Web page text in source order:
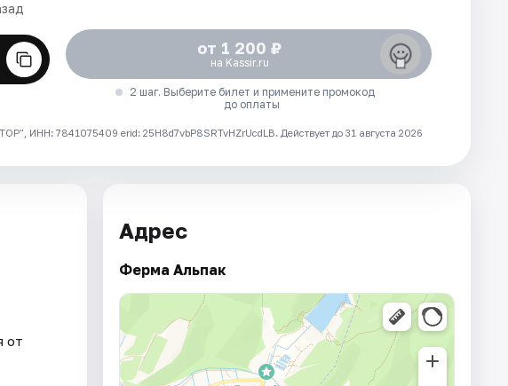
от 1 200 ₽
на Kassir.ru
2 шаг. Выберите билет и примените промокод
до оплаты
ИНН: 7841075409 erid: 25H8d7vbP8SRTvHZrUcdLB. Действует до 31 августа 2026
от
Адрес
Ферма Альпак